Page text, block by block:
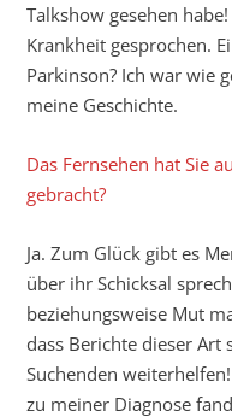
Talkshow gesehen
Krankheit gesprochen.
Parkinson? Ich war wie
meine Geschichte.
Das Fernsehen hat Sie
gebracht?
Ja. Zum Glück gibt es
über ihr Schicksal
beziehungsweise Mut
dass Berichte dieser
Suchenden
zu meiner Diagnose